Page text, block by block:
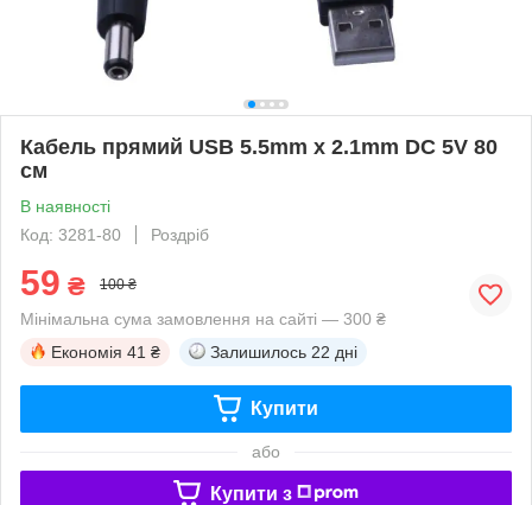
Кабель прямий USB 5.5mm x 2.1mm DC 5V 80
см
В наявності
Код: 3281-80
Роздріб
59 ₴ 100 ₴
Мінімальна сума замовлення на сайті — 300 ₴
Економія 41 ₴ Залишилось 22 дні
Купити
або
Купити з